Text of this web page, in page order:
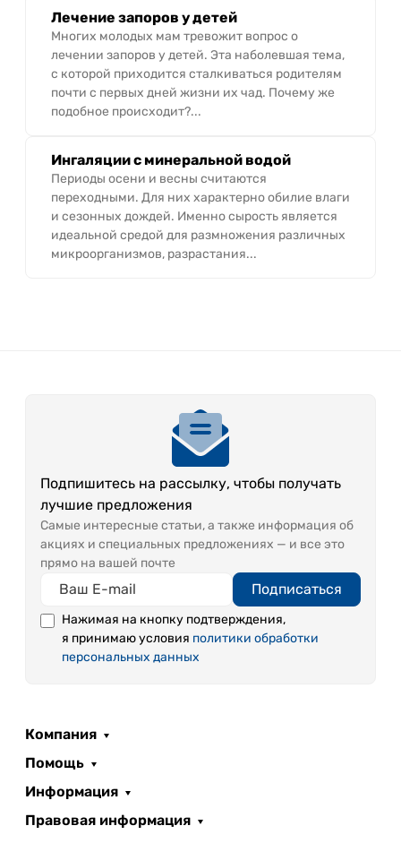
Лечение запоров у детей
Многих молодых мам тревожит вопрос о
лечении запоров у детей. Эта наболевшая тема,
с которой приходится сталкиваться родителям
почти с первых дней жизни их чад. Почему же
подобное происходит?...
Ингаляции с минеральной водой
Периоды осени и весны считаются
переходными. Для них характерно обилие влаги
и сезонных дождей. Именно сырость является
идеальной средой для размножения различных
микроорганизмов, разрастания...
Подпишитесь на рассылку, чтобы получать
лучшие предложения
Самые интересные статьи, а также информация об
акциях и специальных предложениях — и все это
прямо на вашей почте
Подписаться
Нажимая на кнопку подтверждения,
я принимаю условия политики обработки
персональных данных
Компания
Помощь
Информация
Правовая информация